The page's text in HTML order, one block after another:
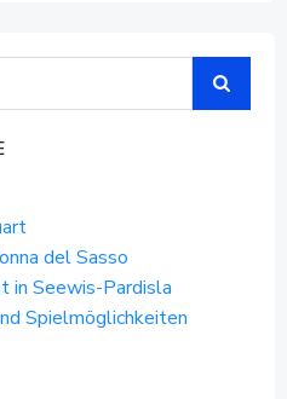
del Sasso
in Seewis-Pardisla
Spielmöglichkeiten